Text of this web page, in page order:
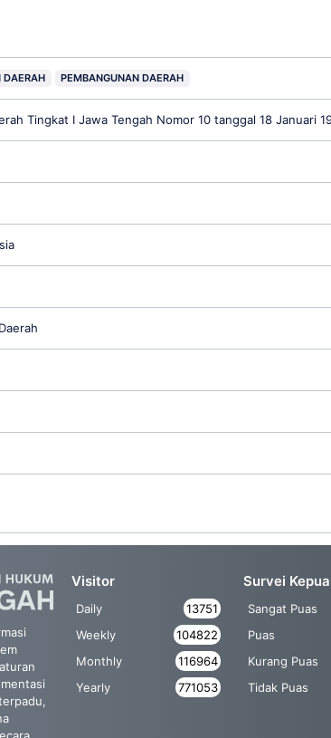
DAERAH PEMBANGUNAN DAERAH
Tingkat I Jawa Tengah Nomor 10 tanggal 18 Januari
Visitor
Daily
13751
Weekly
104822
Monthly
116964
Yearly
771053
Survei
Sangat Puas
Puas
Kurang Puas
Tidak Puas